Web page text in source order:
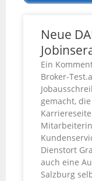
Neue
Ein
Broker-
gemacht,
Dienstort
auch eine
Salzburg